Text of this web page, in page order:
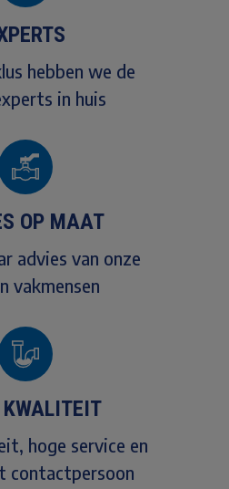
hebben we de
in huis
OP MAAT
advies van onze
vakmensen
KWALITEIT
hoge service en
contactpersoon